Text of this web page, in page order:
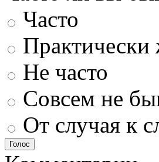
Часто
Не часто
Совсем не
От случая к
Голос